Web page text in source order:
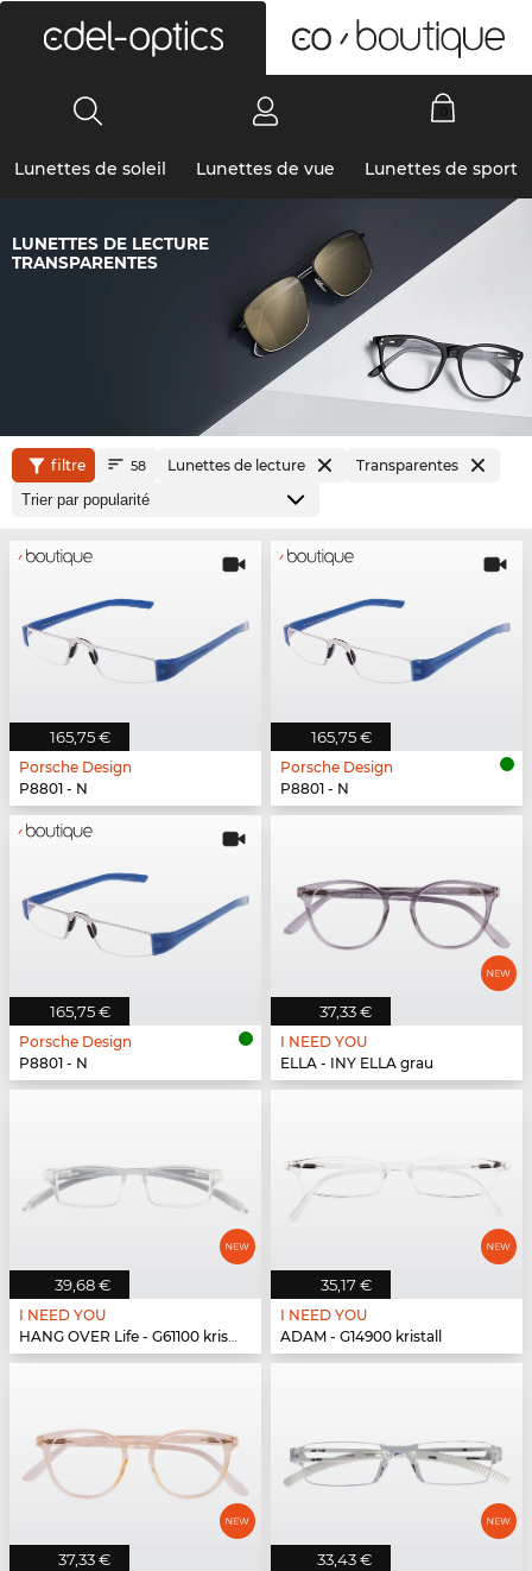
Lunettes de soleil Lunettes de vue Lunettes de sport
LUNETTES DE LECTURE
TRANSPARENTES
filtre 58 Lunettes de lecture Transparentes
165,75 €
Porsche Design
P8801 - N
165,75 €
Porsche Design
P8801 - N
165,75 €
Porsche Design
P8801 - N
37,33 €
I NEED YOU
ELLA - INY ELLA grau
39,68 €
I NEED YOU
HANG OVER Life - G61100 kristall
35,17 €
I NEED YOU
ADAM - G14900 kristall
37,33 € 33,43 €